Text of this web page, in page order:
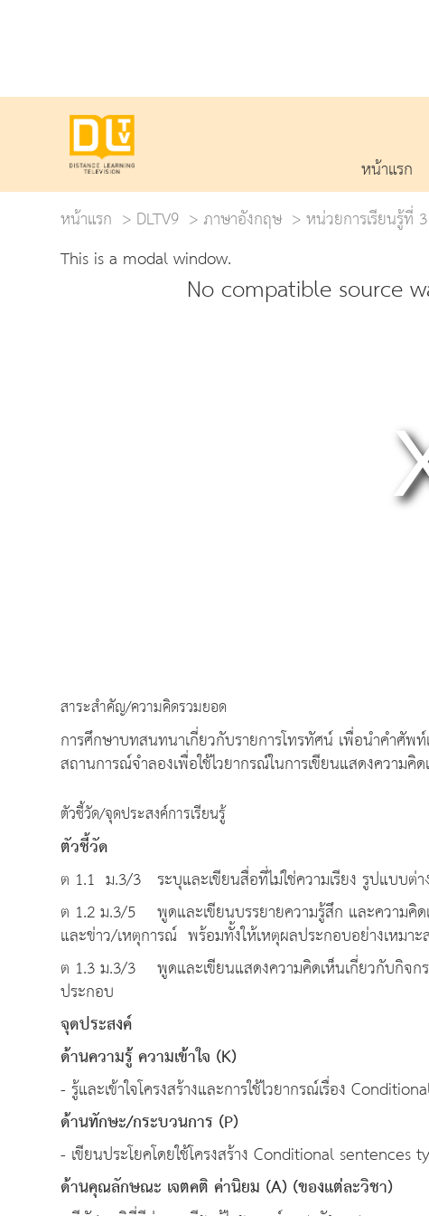
หน้าแรก
หน้าแรก
DLTV9 ภาษาอังกฤษ หน่วยการเรียนรู้ที่
This is a modal window.
No compatible source
สาระสำคัญ/ความคิดรวมยอด
การศึกษาบทสนทนาเกี่ยวกับรายการโทรทัศน์ เพื่อนำคำศัพ
สถานการณ์จำลองเพื่อใช้ไวยากรณ์ในการเขียนแสดงความ
ตัวชี้วัด/จุดประสงค์การเรียนรู้
ตัวชี้วัด
ต 1.1 ม.3/3 ระบุและเขียนสื่อที่ไม่ใช่ความเรียง รูปแบบต่
ต 1.2 ม.3/5 พูดและเขียนบรรยายความรู้สึก และความคิด
และข่าว/เหตุการณ์ พร้อมทั้งให้เหตุผลประกอบอย่างเหมาะ
ต 1.3 ม.3/3 พูดและเขียนแสดงความคิดเห็นเกี่ยวกับกิจ
ประกอบ
จุดประ
ด้านความรู้ ความเข้าใจ (K)
- รู้และเข้าใจโครงสร้างและการใช้ไวยากรณ์เรื่อง
ด้านทักษะ/กระบวนการ (P)
- เขียนประโยคโดยใช้โครงสร้าง Conditional sentences
ด้านคุณลักษณะ เจตคติ ค่านิยม (A) (ของแต่ละวิชา)